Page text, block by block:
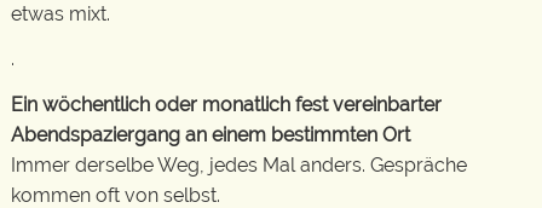
etwas mixt.
.
Ein wöchentlich oder monatlich fest vereinbarter
Abendspaziergang an einem bestimmten Ort
Immer derselbe Weg, jedes Mal anders. Gespräche
kommen oft von selbst.